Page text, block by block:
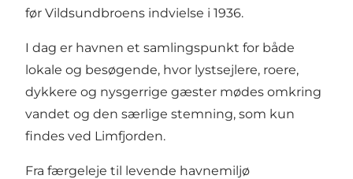
før Vildsundbroens indvielse i 1936.
I dag er havnen et samlingspunkt for både
lokale og besøgende, hvor lystsejlere, roere,
dykkere og nysgerrige gæster mødes omkring
vandet og den særlige stemning, som kun
findes ved Limfjorden.
Fra færgeleje til levende havnemiljø